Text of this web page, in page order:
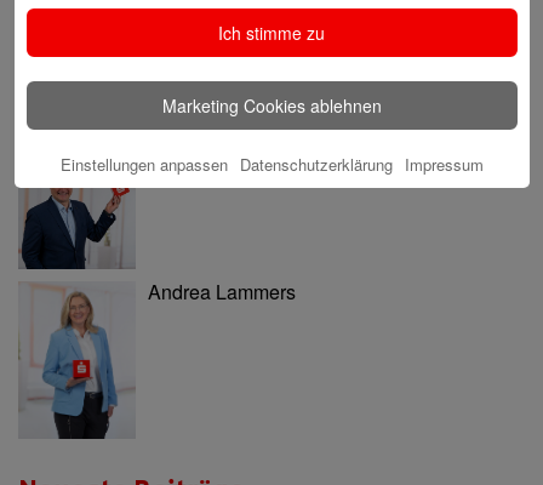
Nils Katarius
Andrea Lammers
Ich stimme zu
Marketing Cookies ablehnen
Einstellungen anpassen Datenschutzerklärung Impressum